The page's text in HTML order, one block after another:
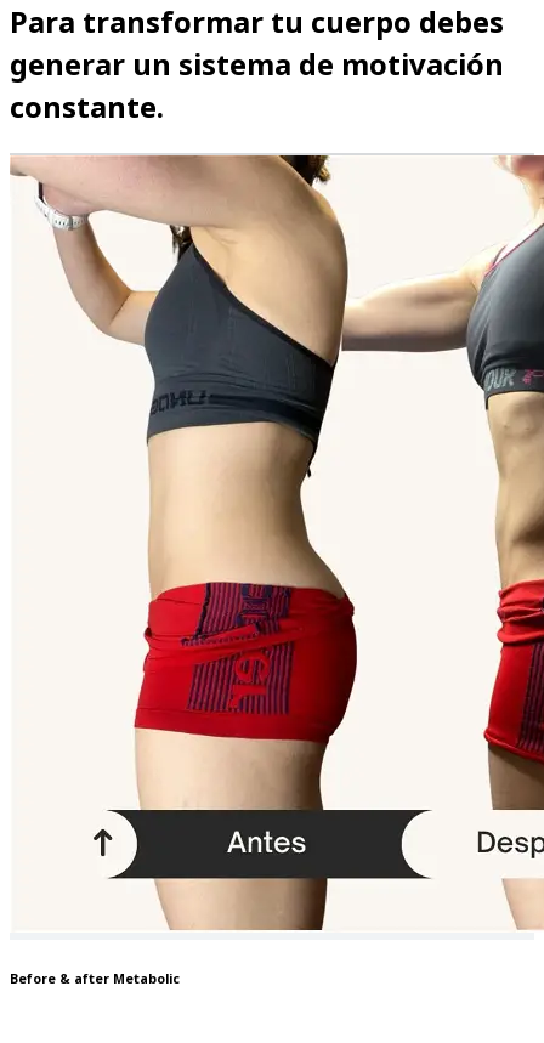
Para transformar tu cuerpo debes
generar un sistema de motivación
constante.
Before & after Metabolic